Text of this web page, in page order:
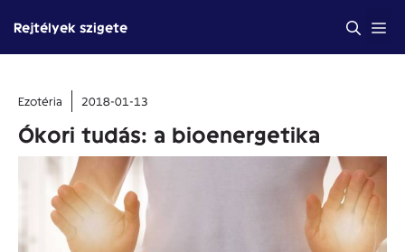
tartalomba
Rejtélyek szigete
Ezotéria 2018-01-13
Ókori tudás: a bioenergetika